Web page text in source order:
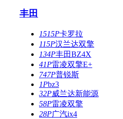
丰田
1515P卡罗拉
115P汉兰达双擎
134P丰田BZ4X
41P雷凌双擎E+
747P普锐斯
1Pbz3
32P威兰达新能源
58P雷凌双擎
28P广汽ix4